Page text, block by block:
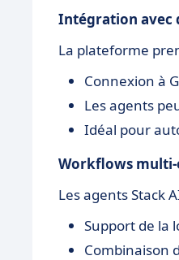
Intégration avec
La plateforme
Connexion à
Les agents
Idéal pour
Workflows
Les agents Stack
Support de la
Combinaison